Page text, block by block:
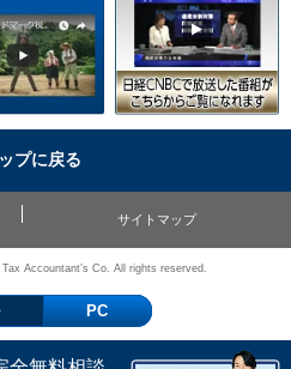
プに戻る
サイトマップ
Accountant’s Co. All rights reserved.
PC